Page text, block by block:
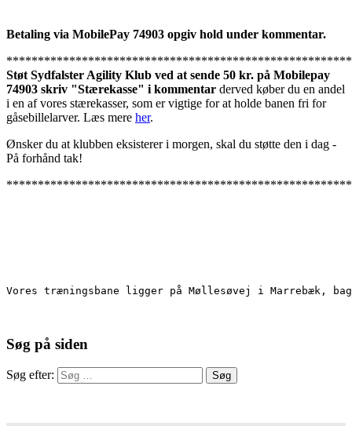
Betaling via MobilePay 74903 opgiv hold under kommentar.
Støt Sydfalster Agility Klub ved at sende 50 kr. på Mobilepay
74903 skriv "Stærekasse" i kommentar derved køber du en andel
i en af vores stærekasser, som er vigtige for at holde banen fri for
gåsebillelarver. Læs mere her.
Ønsker du at klubben eksisterer i morgen, skal du støtte den i dag -
På forhånd tak!
Vores træningsbane ligger på Møllesøvej i Marrebæk,
Søg på siden
Søg efter: